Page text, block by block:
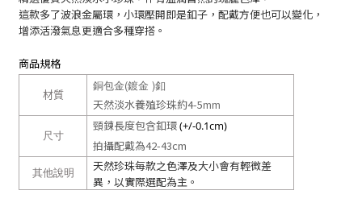
這款多了波浪金屬環，小環壓開即是釦子，配戴方便也可以變化，
增添活潑氣息更適合多種穿搭。
商品規格
材質
銅包金(鍍金 )釦
天然淡水養殖珍珠約4-5mm
尺寸
頸鍊長度包含釦環(+/-0.1cm)
拍攝配戴為42-43cm
其他說明
天然珍珠每款之色澤及大小會有輕微差
異，以實際選配為主。